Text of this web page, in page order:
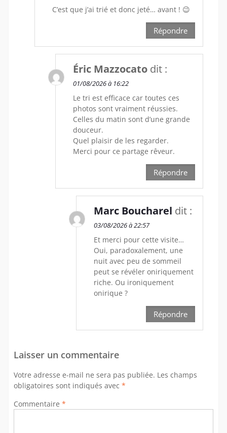
C’est que j’ai trié et donc jeté… avant ! 😉
Répondre
Éric Mazzocato dit :
01/08/2026 à 16:22
Le tri est efficace car toutes ces
photos sont vraiment réussies.
Celles du matin sont d’une grande
douceur.
Quel plaisir de les regarder.
Merci pour ce partage rêveur.
Répondre
Marc Boucharel dit :
03/08/2026 à 22:57
Et merci pour cette visite…
Oui, paradoxalement, une
nuit avec peu de sommeil
peut se révéler oniriquement
riche. Ou ironiquement
onirique ?
Répondre
Laisser un commentaire
Votre adresse e-mail ne sera pas publiée. Les champs
obligatoires sont indiqués avec *
Commentaire *